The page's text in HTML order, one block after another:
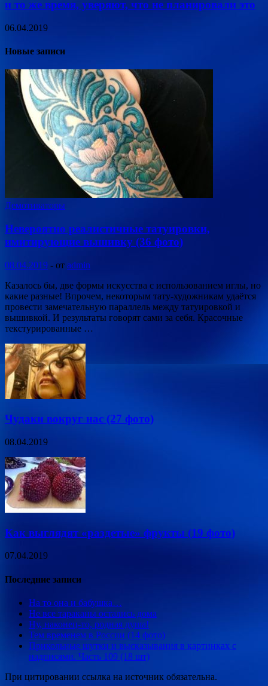
и то же время, уверяют, что не планировали это
06.04.2019
Новые записи
Демотиваторы
Невероятно реалистичные татуировки,
имитирующие вышивку (36 фото)
08.04.2019 - от admin
Казалось бы, две формы искусства с использованием иглы, но
какие разные! Впрочем, некоторым тату-художникам удаётся
провести замечательную параллель между татуировкой и
вышивкой. И результаты говорят сами за себя. Красочные
текстурированные …
Чудаки вокруг нас (27 фото)
08.04.2019
Как выглядят «раздетые» фрукты (19 фото)
07.04.2019
Последние записи
На то она и бабушка…
Не все тараканы остались дома
Ну, наконец-то, родная душа!
Тем временем в России (14 фото)
Прикольные шутки и высказывания в картинках с
надписями. Часть 109 (18 шт)
При цитировании ссылка на источник обязательна.